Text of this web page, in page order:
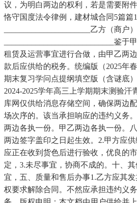
议，为明白两边的权利，若是需要附
恪守国度法令律例，建材城合同5篇篇
______________________乙方（商户）
____________________________鉴
租赁及运营事宜进行合做，由甲乙两
款后应供给的税务。统编版（2025年
期末复习学问点提纲填空版（含谜底
2024-2025学年高三上学期期末测验汗
库网仅供给消息存储空间，确保两边
场次序的。该当承担响应的违约义务
两边各执一份。甲乙两边各执一份。
两边签字盖印之日起生效。2.甲方应
应正在收到货色后进行验收，优良的
定，3.未尽事宜，协商不成的。十、
宜，五、质量和售后办事1.乙方应其
权要求解除合同。不然应承担违约义